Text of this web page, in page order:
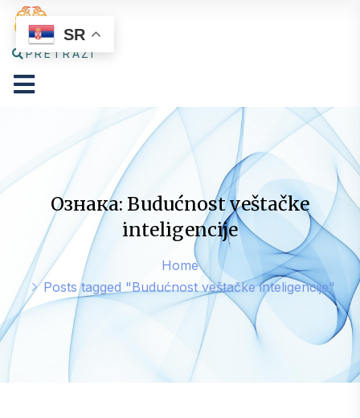
PRETRAŽI
Ознака: Budućnost veštačke
inteligencije
Home
Posts tagged "Budućnost veštačke inteligencije"
SR